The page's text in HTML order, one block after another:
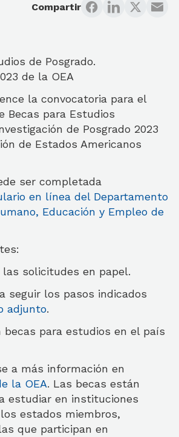
Compartir
de Posgrado.
de la OEA
la convocatoria para el
Becas para Estudios
de Posgrado 2023
de Estados Americanos
ser completada
en línea del Departamento
Educación y Empleo de
las solicitudes en papel.
seguir los pasos indicados
adjunto.
becas para estudios en el país
a más información en
la OEA. Las becas están
estudiar en instituciones
estados miembros,
que participan en